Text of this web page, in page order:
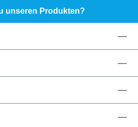
unseren Produkten?